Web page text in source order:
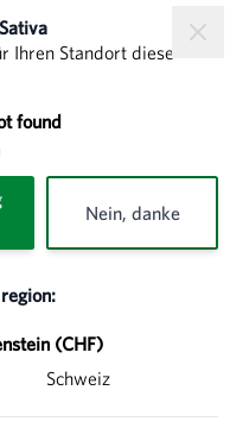
Ihren Standort diese
found
Nein, danke
(CHF)
Schweiz
Freiland
mit schönen
erntesicher.
und